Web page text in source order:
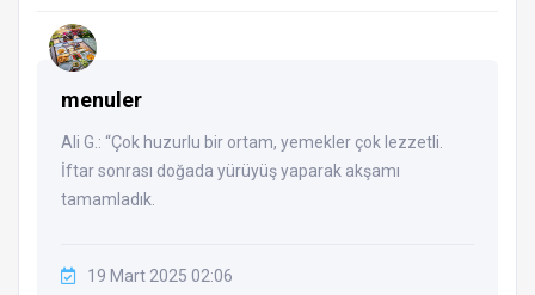
menuler
Ali G.: “Çok huzurlu bir ortam, yemekler çok lezzetli.
İftar sonrası doğada yürüyüş yaparak akşamı
tamamladık.
19 Mart 2025 02:06